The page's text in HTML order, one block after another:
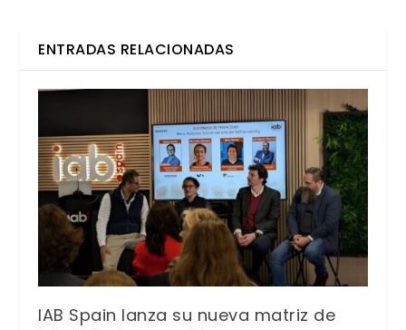
ENTRADAS RELACIONADAS
IAB Spain lanza su nueva matriz de